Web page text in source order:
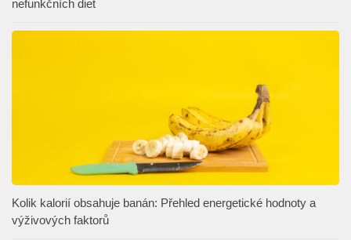
nefunkčních diet
Kolik kalorií obsahuje banán: Přehled energetické hodnoty a
výživových faktorů